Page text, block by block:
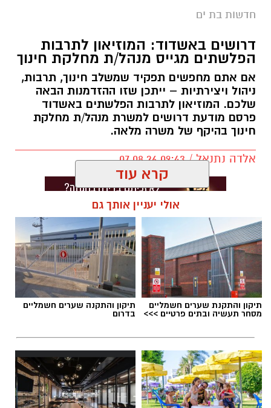
חדשות בת ים
דרושים באשדוד: המוזיאון לתרבות
הפלשתים מגייס מנהל/ת מחלקת חינוך
אם אתם מחפשים תפקיד שמשלב חינוך, תרבות,
ניהול ויצירתיות – ייתכן שזו ההזדמנות הבאה
שלכם. המוזיאון לתרבות הפלשתים באשדוד
פרסם מודעת דרושים למשרת מנהל/ת מחלקת
חינוך בהיקף של משרה מלאה.
אלדה נתנאל / 09:43 07.08.26
תגים:דרושים באשדוד
קרא עוד
אולי יעניין אותך גם
תיקון והתקנת שערים חשמליים
מסחר תעשיה ובתים פרטיים >>>
תיקון והתקנה שערים חשמליים
בדרום